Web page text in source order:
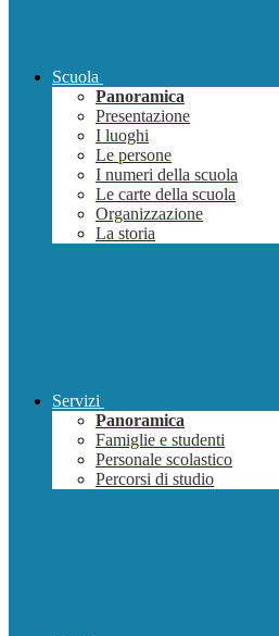
Scuola
Panoramica
Presentazione
I luoghi
Le persone
I numeri della scuola
Le carte della scuola
Organizzazione
La storia
Servizi
Panoramica
Famiglie e studenti
Personale scolastico
Percorsi di studio